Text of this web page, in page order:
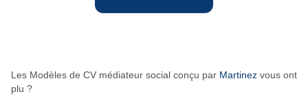
Les Modèles de CV médiateur social conçu par Martinez vous ont
plu ?